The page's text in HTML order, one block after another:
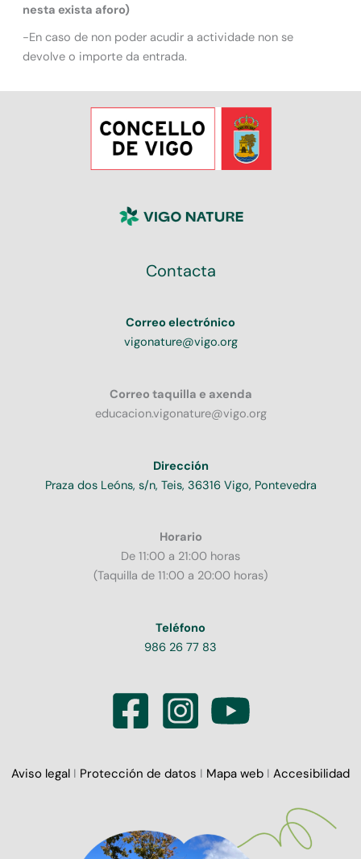
nesta exista aforo)
-En caso de non poder acudir a actividade non se
devolve o importe da entrada.
Contacta
Correo electrónico
vigonature@vigo.org
Correo taquilla e axenda
educacion.vigonature@vigo.org
Dirección
Praza dos Leóns, s/n, Teis, 36316 Vigo, Pontevedra
Horario
De 11:00 a 21:00 horas
(Taquilla de 11:00 a 20:00 horas)
Teléfono
986 26 77 83
Aviso legal I Protección de datos I Mapa web I Accesibilidad